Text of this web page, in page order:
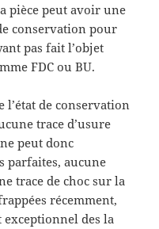
pièce peut avoir une
conservation pour
pas fait l’objet
FDC ou BU.
l’état de conservation
trace d’usure
peut donc
parfaites, aucune
trace de choc sur la
récemment,
des la